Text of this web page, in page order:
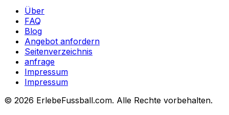
Über
FAQ
Blog
Angebot anfordern
Seitenverzeichnis
anfrage
Impressum
Impressum
© 2026 ErlebeFussball.com. Alle Rechte vorbehalten.